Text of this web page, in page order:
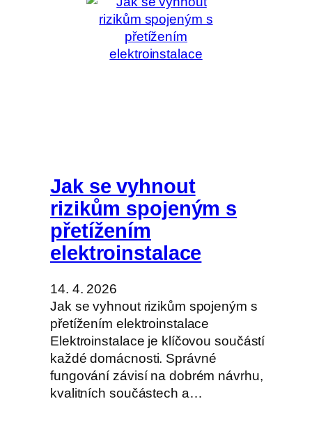
Jak se vyhnout
rizikům spojeným s
přetížením
elektroinstalace
14. 4. 2026
Jak se vyhnout rizikům spojeným s
přetížením elektroinstalace
Elektroinstalace je klíčovou součástí
každé domácnosti. Správné
fungování závisí na dobrém návrhu,
kvalitních součástech a…